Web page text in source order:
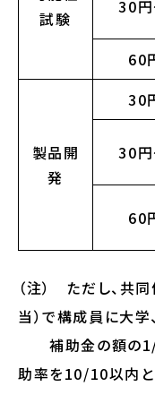
試験
30
60
製品開
発
30
30
60
（注） ただし、共
当）で構成員に大
補助金の額の1/2
助率を10/10以内と